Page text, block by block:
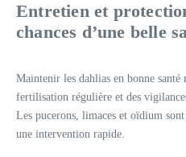
Entretien et
chances d’une belle
Maintenir les dahlias en bonne santé
fertilisation régulière et des
Les pucerons, limaces et oïdium
une intervention rapide.